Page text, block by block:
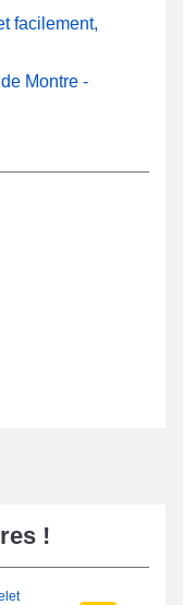
facilement,
Montre -
!